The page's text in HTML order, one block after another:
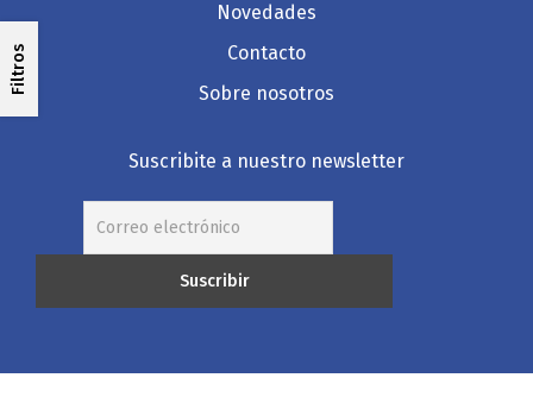
Filtros
Novedades
Contacto
Sobre nosotros
Suscribite a nuestro newsletter